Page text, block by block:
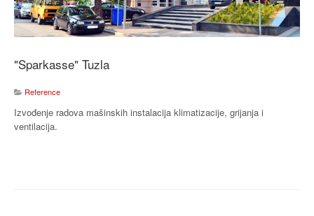
"Sparkasse" Tuzla
Reference
Izvođenje radova mašinskih instalacija klimatizacije, grijanja i
ventilacija.